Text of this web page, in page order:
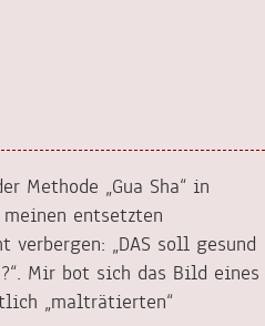
Methode „Gua Sha“ in
entsetzten
verbergen: „DAS soll gesund
Mir bot sich das Bild eines
„malträtierten“